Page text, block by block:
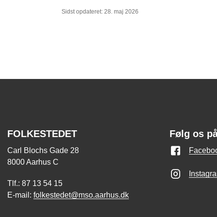
Sidst opdateret: 28. maj 2026
FOLKESTEDET
Carl Blochs Gade 28
8000 Aarhus C
Tlf.: 87 13 54 15
E-mail: folkestedet@mso.aarhus.dk
Følg os